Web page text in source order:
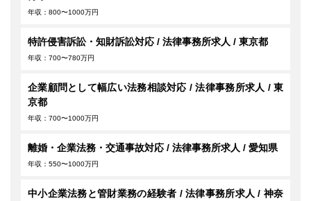
年収：800〜1000万円
特許侵害訴訟・知財訴訟対応 / 法律事務所求人 / 東京都
年収：700〜780万円
企業顧問として幅広い法務相談対応 / 法律事務所求人 / 東
京都
年収：700〜1000万円
離婚・企業法務・交通事故対応 / 法律事務所求人 / 愛知県
年収：550〜1000万円
中小企業法務と管財業務の経験者 / 法律事務所求人 / 神奈